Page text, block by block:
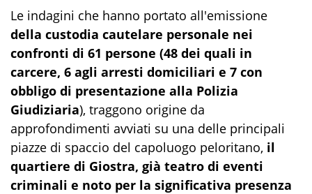
Le indagini che hanno portato all'emissione
della custodia cautelare personale nei
confronti di 61 persone (48 dei quali in
carcere, 6 agli arresti domiciliari e 7 con
obbligo di presentazione alla Polizia
Giudiziaria), traggono origine da
approfondimenti avviati su una delle principali
piazze di spaccio del capoluogo peloritano, il
quartiere di Giostra, già teatro di eventi
criminali e noto per la significativa presenza